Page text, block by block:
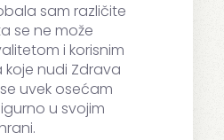
sam različite
se ne može
i korisnim
nudi Zdrava
uvek osećam
u svojim